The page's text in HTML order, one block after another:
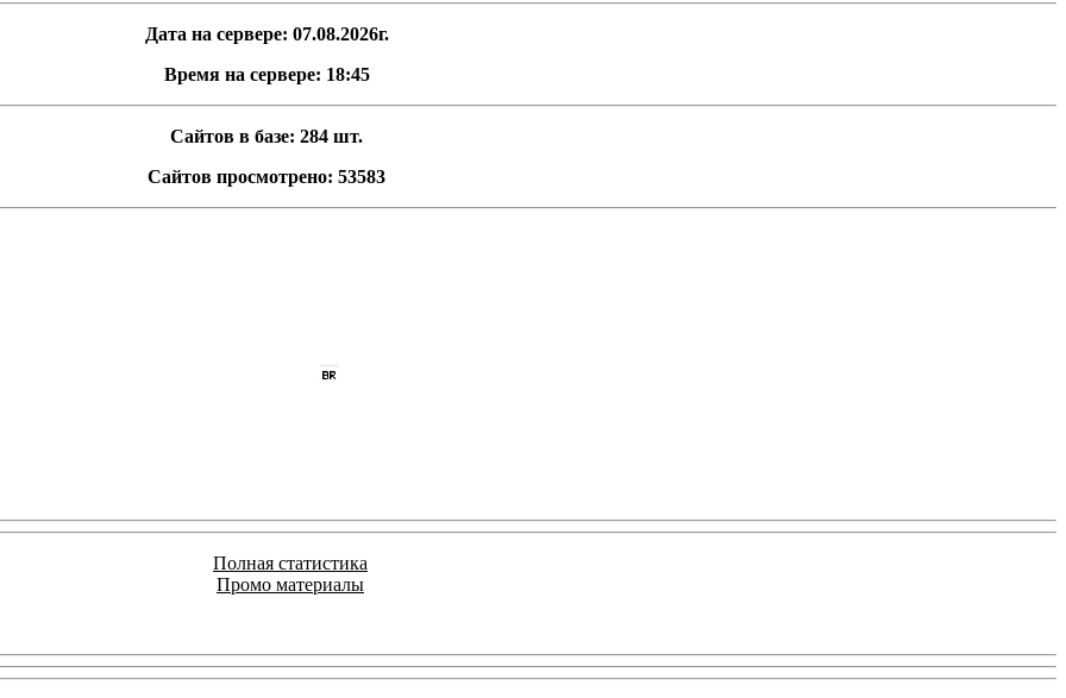
Дата на сервере: 07.08.2026г.
Время на сервере: 18:45
Сайтов в базе: 284 шт.
Сайтов просмотрено: 53583
Полная статистика
Промо материалы